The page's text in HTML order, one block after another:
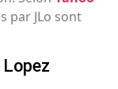
par JLo sont